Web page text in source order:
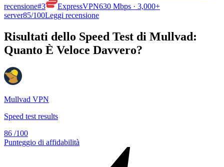
recensione#3 ExpressVPN630 Mbps · 3,000+
server85/100Leggi recensione
Risultati dello Speed Test di Mullvad:
Quanto È Veloce Davvero?
Mullvad VPN
Speed test results
86 /100
Punteggio di affidabilità